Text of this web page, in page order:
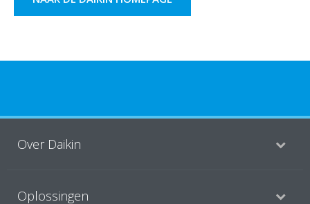
Over Daikin
Oplossingen